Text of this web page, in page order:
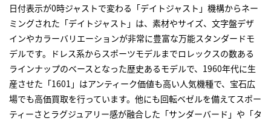
日付表示が0時ジャストで変わる「デイトジャスト」機構からネー
ミングされた「デイトジャスト」は、素材やサイズ、文字盤デザ
インやカラーバリエーションが非常に豊富な万能スタンダードモ
デルです。ドレス系からスポーツモデルまでロレックスの数ある
ラインナップのベースとなった歴史あるモデルで、1960年代に生
産させた「1601」はアンティーク価値も高い人気機種で、宝石広
場でも高価買取を行っています。他にも回転ベゼルを備えてスポー
ティーさとラグジュアリー感が融合した「サンダーバード」や「タ